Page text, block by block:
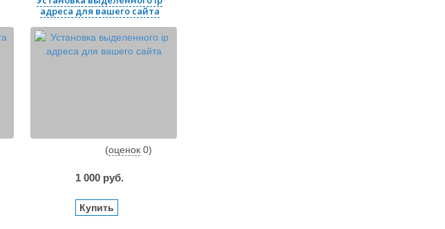
адреса для вашего сайта
(оценок 0)
1 000 руб.
Купить